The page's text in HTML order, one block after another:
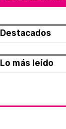
Destacados
Lo más leído